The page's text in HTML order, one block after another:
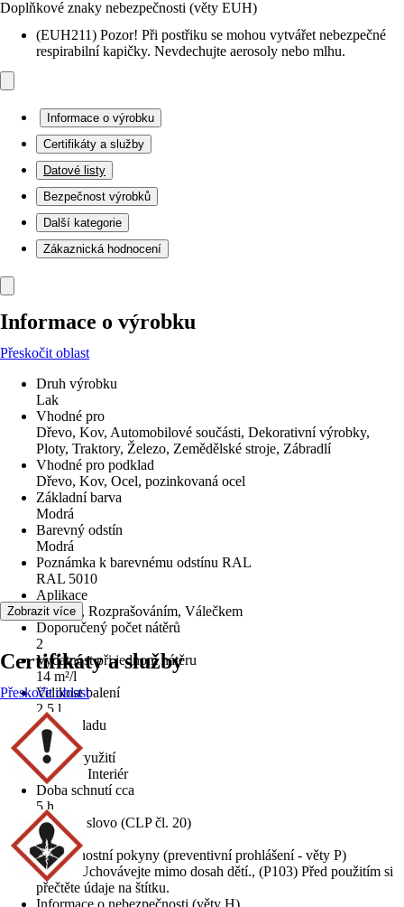
Doplňkové znaky nebezpečnosti (věty EUH)
(EUH211) Pozor! Při postřiku se mohou vytvářet nebezpečné
respirabilní kapičky. Nevdechujte aerosoly nebo mlhu.
Informace o výrobku
Certifikáty a služby
Datové listy
Bezpečnost výrobků
Další kategorie
Zákaznická hodnocení
Informace o výrobku
Přeskočit oblast
Druh výrobku
Lak
Vhodné pro
Dřevo, Kov, Automobilové součásti, Dekorativní výrobky,
Ploty, Traktory, Železo, Zemědělské stroje, Zábradlí
Vhodné pro podklad
Dřevo, Kov, Ocel, pozinkovaná ocel
Základní barva
Modrá
Barevný odstín
Modrá
Poznámka k barevnému odstínu RAL
RAL 5010
Aplikace
Štětcem, Rozprašováním, Válečkem
Doporučený počet nátěrů
2
Vydatnost při jednom nátěru
14 m²/l
Velikost balení
2,5 l
Typ základu
Akrylát
Oblast využití
Exteriér, Interiér
Doba schnutí cca
5 h
Signální slovo (CLP čl. 20)
Pozor
Bezpečnostní pokyny (preventivní prohlášení - věty P)
(P102) Uchovávejte mimo dosah dětí., (P103) Před použitím si
přečtěte údaje na štítku.
Informace o nebezpečnosti (věty H)
Zobrazit více
Certifikáty a služby
Přeskočit oblast